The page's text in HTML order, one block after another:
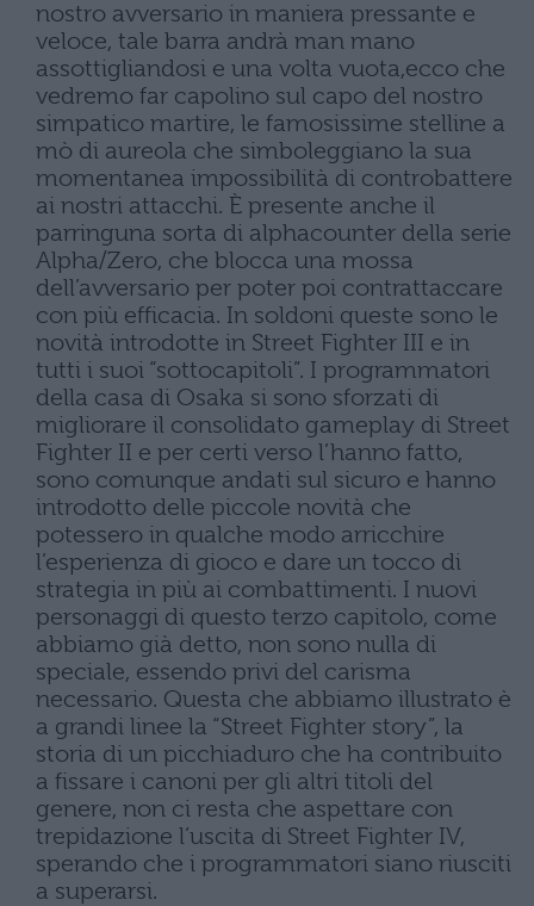
nostro avversario in maniera pressante e
veloce, tale barra andrà man mano
assottigliandosi e una volta vuota,ecco che
vedremo far capolino sul capo del nostro
simpatico martire, le famosissime stelline a
mò di aureola che simboleggiano la sua
momentanea impossibilità di controbattere
ai nostri attacchi. È presente anche il
parringuna sorta di alphacounter della serie
Alpha/Zero, che blocca una mossa
dell’avversario per poter poi contrattaccare
con più efficacia. In soldoni queste sono le
novità introdotte in Street Fighter III e in
tutti i suoi “sottocapitoli”. I programmatori
della casa di Osaka si sono sforzati di
migliorare il consolidato gameplay di Street
Fighter II e per certi verso l’hanno fatto,
sono comunque andati sul sicuro e hanno
introdotto delle piccole novità che
potessero in qualche modo arricchire
l’esperienza di gioco e dare un tocco di
strategia in più ai combattimenti. I nuovi
personaggi di questo terzo capitolo, come
abbiamo già detto, non sono nulla di
speciale, essendo privi del carisma
necessario. Questa che abbiamo illustrato è
a grandi linee la “Street Fighter story”, la
storia di un picchiaduro che ha contribuito
a fissare i canoni per gli altri titoli del
genere, non ci resta che aspettare con
trepidazione l’uscita di Street Fighter IV,
sperando che i programmatori siano riusciti
a superarsi.